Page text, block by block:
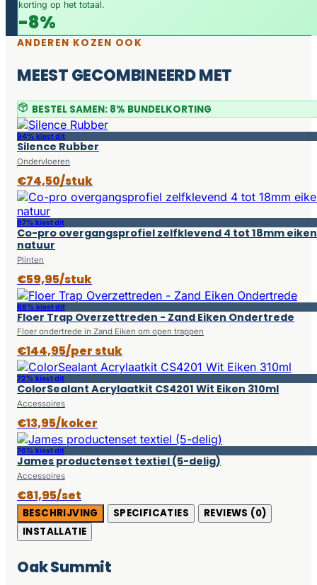
korting op het totaal.
-8%
ANDEREN KOZEN OOK
MEEST GECOMBINEERD MET
BESTEL SAMEN: 8% BUNDELKORTING
94% kiest dit
Silence Rubber
Ondervloeren
€74,50/stuk
87% kiest dit
Co-pro overgangsprofiel zelfklevend 4 tot 18mm eiken
natuur
Plinten
€59,95/stuk
68% kiest dit
Floer Trap Overzettreden - Zand Eiken Ondertrede
Floer ondertrede in Zand Eiken om open trappen
€144,95/per stuk
72% kiest dit
ColorSealant Acrylaatkit CS4201 Wit Eiken 310ml
Accessoires
€13,95/koker
76% kiest dit
James productenset textiel (5-delig)
Accessoires
€81,95/set
BESCHRIJVING SPECIFICATIES
REVIEWS (0)
INSTALLATIE
Oak Summit